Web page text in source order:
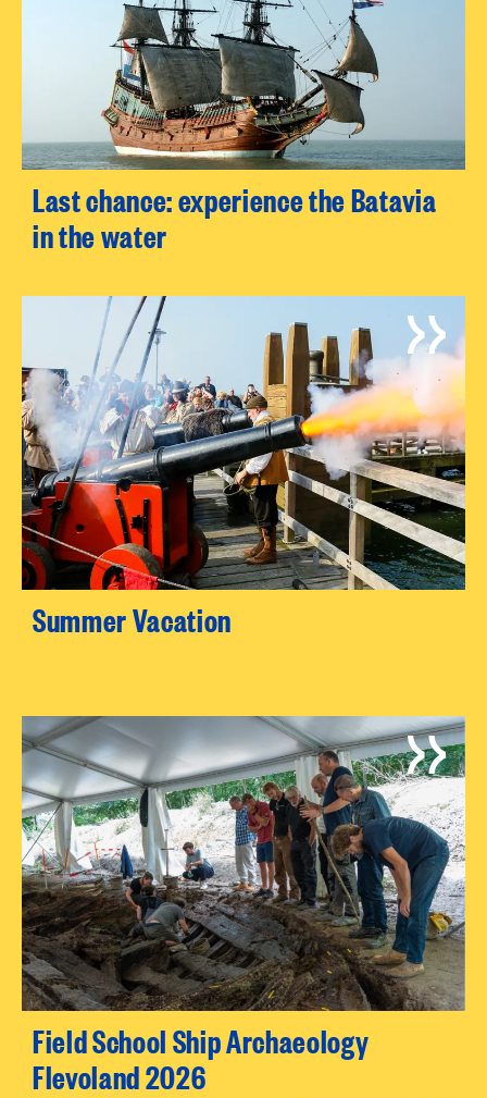
Last chance: experience the Batavia
in the water
Summer Vacation
Field School Ship Archaeology
Flevoland 2026